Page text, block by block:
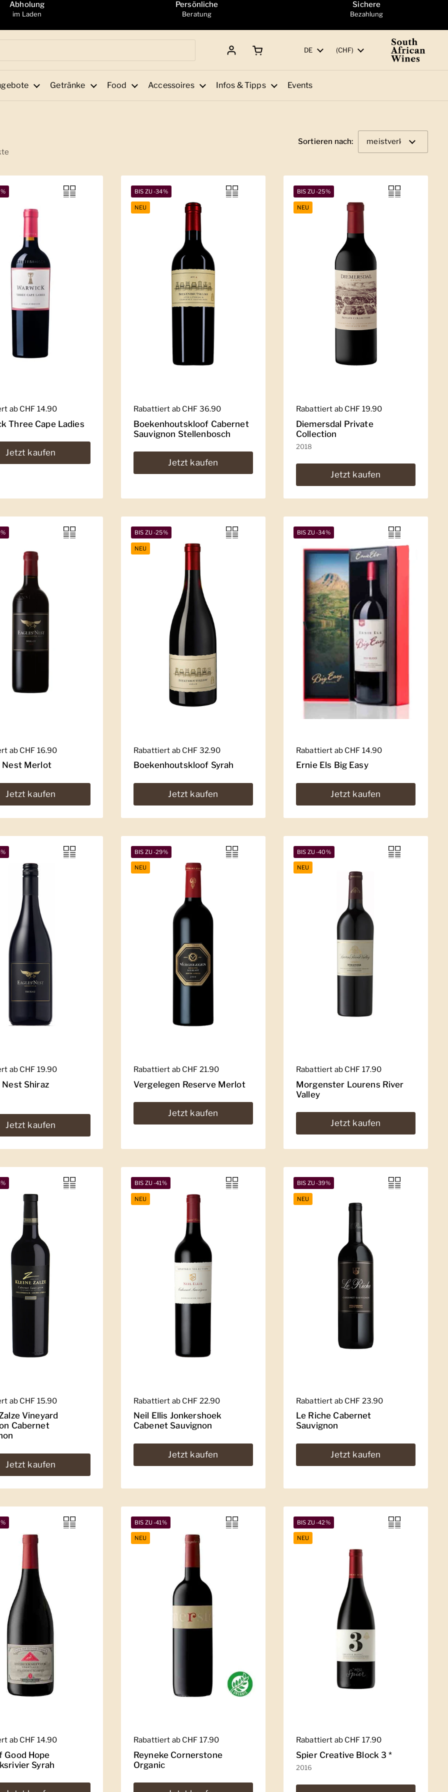
Abholung
im Laden
Persönliche
Beratung
Sichere
Bezahlung
Sprache
DE Land/Region
(CHF)
Getränke Food Accessoires Infos & Tipps Events
Sortieren nach:
Preis
ab CHF 14.90
Three Cape Ladies
Jetzt kaufen
Regulärer Preis
Rabattiert ab CHF 36.90
Boekenhoutskloof Cabernet
Sauvignon Stellenbosch
Jetzt kaufen
BIS ZU -34%
NEU
Regulärer Preis
Rabattiert ab CHF 19.90
Diemersdal Private
Collection
2018
Jetzt kaufen
BIS ZU -25%
NEU
Preis
ab CHF 16.90
Nest Merlot
Jetzt kaufen
Regulärer Preis
Rabattiert ab CHF 32.90
Boekenhoutskloof Syrah
Jetzt kaufen
BIS ZU -25%
NEU
Regulärer Preis
Rabattiert ab CHF 14.90
Ernie Els Big Easy
Jetzt kaufen
BIS ZU -34%
Preis
ab CHF 19.90
Nest Shiraz
Jetzt kaufen
Regulärer Preis
Rabattiert ab CHF 21.90
Vergelegen Reserve Merlot
Jetzt kaufen
BIS ZU -29%
NEU
Regulärer Preis
Rabattiert ab CHF 17.90
Morgenster Lourens River
Valley
Jetzt kaufen
BIS ZU -40%
NEU
Preis
ab CHF 15.90
Vineyard
Cabernet
Jetzt kaufen
Regulärer Preis
Rabattiert ab CHF 22.90
Neil Ellis Jonkershoek
Cabenet Sauvignon
Jetzt kaufen
BIS ZU -41%
NEU
Regulärer Preis
Rabattiert ab CHF 23.90
Le Riche Cabernet
Sauvignon
Jetzt kaufen
BIS ZU -39%
NEU
Preis
ab CHF 14.90
Good Hope
Syrah
Regulärer Preis
Rabattiert ab CHF 17.90
Reyneke Cornerstone
Organic
BIS ZU -41%
NEU
Regulärer Preis
Rabattiert ab CHF 17.90
Spier Creative Block 3 *
2016
BIS ZU -42%
NEU